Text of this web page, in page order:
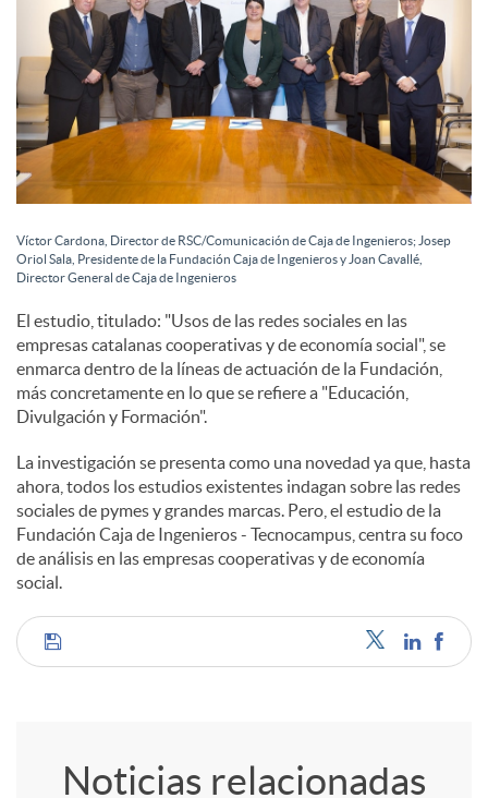
s
Víctor Cardona, Director de RSC/Comunicación de Caja de Ingenieros; Josep
Oriol Sala, Presidente de la Fundación Caja de Ingenieros y Joan Cavallé,
Director General de Caja de Ingenieros
El estudio, titulado: "Usos de las redes sociales en las
empresas catalanas cooperativas y de economía social", se
enmarca dentro de la líneas de actuación de la Fundación,
más concretamente en lo que se refiere a "Educación,
Divulgación y Formación".
La investigación se presenta como una novedad ya que, hasta
ahora, todos los estudios existentes indagan sobre las redes
sociales de pymes y grandes marcas. Pero, el estudio de la
Fundación Caja de Ingenieros - Tecnocampus, centra su foco
de análisis en las empresas cooperativas y de economía
social.
C
Noticias relacionadas